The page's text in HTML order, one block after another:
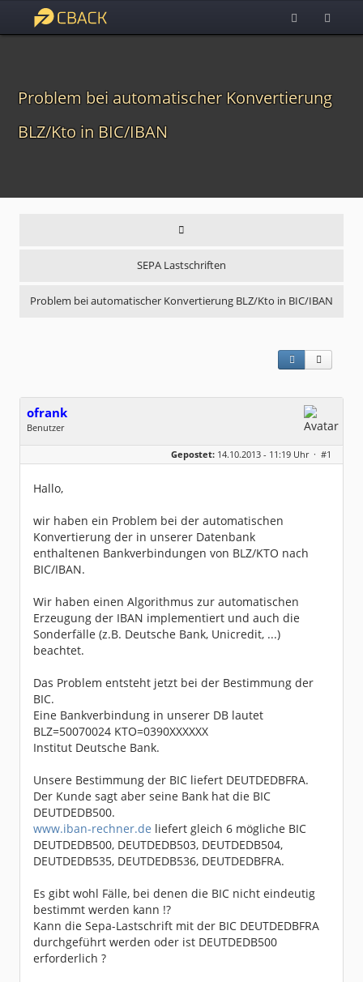
Problem bei automatischer Konvertierung
BLZ/Kto in BIC/IBAN
SEPA Lastschriften
Problem bei automatischer Konvertierung BLZ/Kto in BIC/IBAN
ofrank
Benutzer
Geschlecht:
keine Angabe
Dabei seit:
10 / 2013
Gepostet: 14.10.2013 - 11:19 Uhr · #1
Hallo,
wir haben ein Problem bei der automatischen
Konvertierung der in unserer Datenbank
enthaltenen Bankverbindungen von BLZ/KTO nach
BIC/IBAN.
Wir haben einen Algorithmus zur automatischen
Erzeugung der IBAN implementiert und auch die
Sonderfälle (z.B. Deutsche Bank, Unicredit, ...)
beachtet.
Das Problem entsteht jetzt bei der Bestimmung der
BIC.
Eine Bankverbindung in unserer DB lautet
BLZ=50070024 KTO=0390XXXXXX
Institut Deutsche Bank.
Unsere Bestimmung der BIC liefert DEUTDEDBFRA.
Der Kunde sagt aber seine Bank hat die BIC
DEUTDEDB500.
www.iban-rechner.de liefert gleich 6 mögliche BIC
DEUTDEDB500, DEUTDEDB503, DEUTDEDB504,
DEUTDEDB535, DEUTDEDB536, DEUTDEDBFRA.
Es gibt wohl Fälle, bei denen die BIC nicht eindeutig
bestimmt werden kann !?
Kann die Sepa-Lastschrift mit der BIC DEUTDEDBFRA
durchgeführt werden oder ist DEUTDEDB500
erforderlich ?